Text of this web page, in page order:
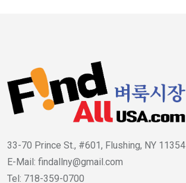
33-70 Prince St., #601, Flushing, NY 11354
E-Mail: findallny@gmail.com